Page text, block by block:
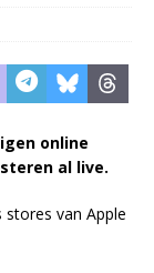
online
al live.
van Apple